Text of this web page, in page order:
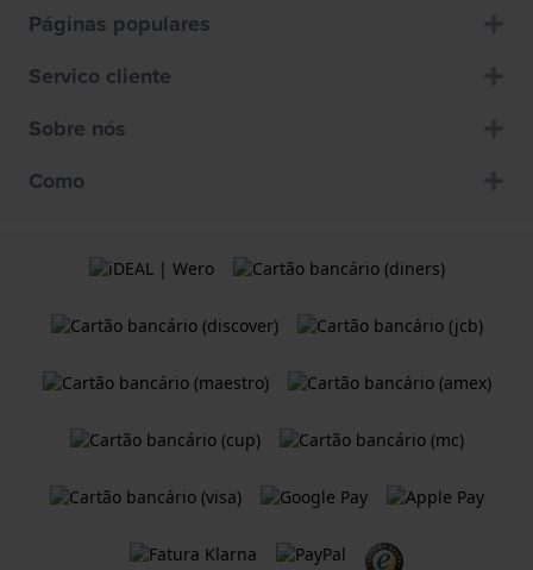
Páginas populares
Servico cliente
Sobre nós
Como